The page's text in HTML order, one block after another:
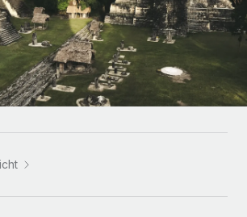
in workflows integreren
essentiële HR-functies voor je team
met HR solutions op maat
grote bedrijven
SAMEN
technologiepartners